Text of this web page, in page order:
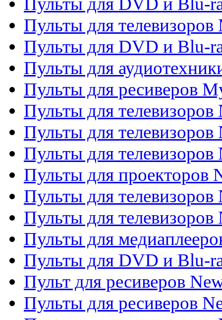
Пульты для телевизоров
Пульты для DVD и Blu-
Пульты для
Пульты для ресиверов
Пульты для телевизоров
Пульты для телевизоров
Пульты для телевизоров
Пульты для проекторов
Пульты для телевизоров
Пульты для телевизоров
Пульты для
Пульты для DVD и Blu-
Пульт для ресиверов
Пульты для ресиверов